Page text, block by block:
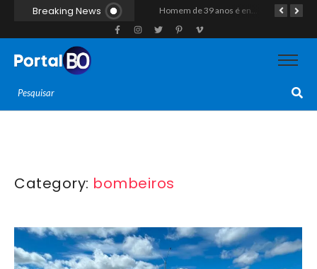
Breaking News Motociclista morre após colisão com caminhão na RN-118, entre Pendências e Alto do Rodrigues
Category: bombeiros